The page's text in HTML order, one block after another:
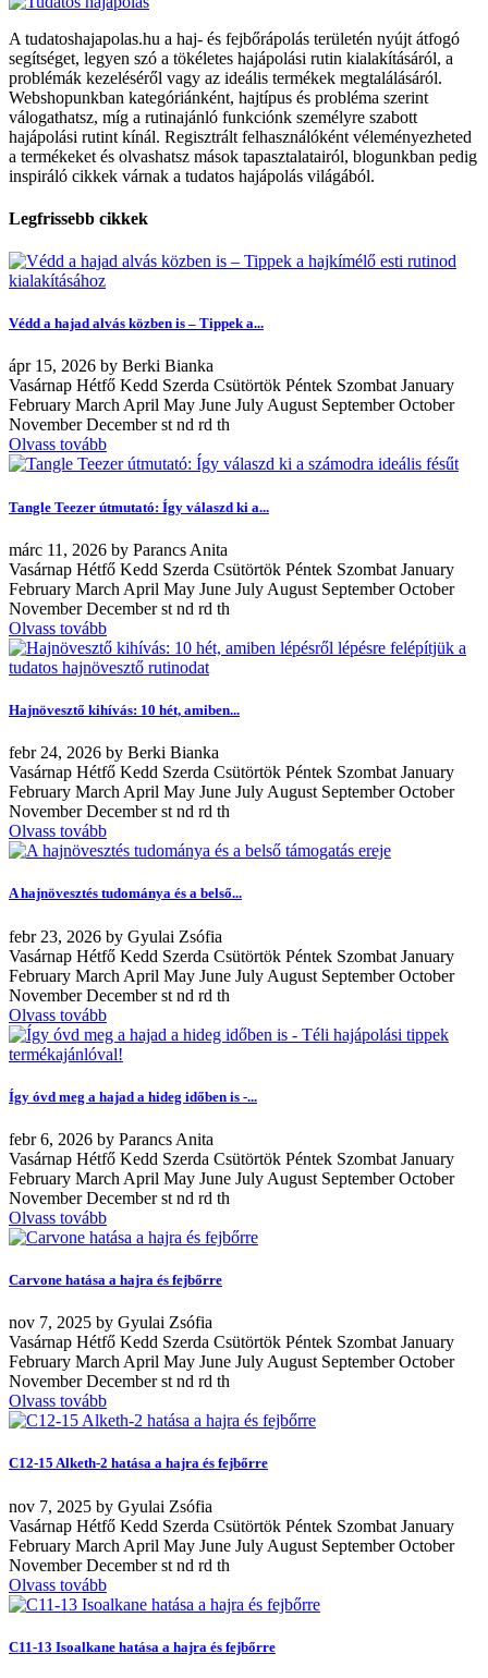
A tudatoshajapolas.hu a haj- és fejbőrápolás területén nyújt átfogó
segítséget, legyen szó a tökéletes hajápolási rutin kialakításáról, a
problémák kezeléséről vagy az ideális termékek megtalálásáról.
Webshopunkban kategóriánként, hajtípus és probléma szerint
válogathatsz, míg a rutinajánló funkciónk személyre szabott
hajápolási rutint kínál. Regisztrált felhasználóként véleményezheted
a termékeket és olvashatsz mások tapasztalatairól, blogunkban pedig
inspiráló cikkek várnak a tudatos hajápolás világából.
Legfrissebb cikkek
Védd a hajad alvás közben is – Tippek a...
ápr 15, 2026 by Berki Bianka
Vasárnap Hétfő Kedd Szerda Csütörtök Péntek Szombat January
February March April May June July August September October
November December st nd rd th
Olvass tovább
Tangle Teezer útmutató: Így válaszd ki a...
márc 11, 2026 by Parancs Anita
Vasárnap Hétfő Kedd Szerda Csütörtök Péntek Szombat January
February March April May June July August September October
November December st nd rd th
Olvass tovább
Hajnövesztő kihívás: 10 hét, amiben...
febr 24, 2026 by Berki Bianka
Vasárnap Hétfő Kedd Szerda Csütörtök Péntek Szombat January
February March April May June July August September October
November December st nd rd th
Olvass tovább
A hajnövesztés tudománya és a belső...
febr 23, 2026 by Gyulai Zsófia
Vasárnap Hétfő Kedd Szerda Csütörtök Péntek Szombat January
February March April May June July August September October
November December st nd rd th
Olvass tovább
Így óvd meg a hajad a hideg időben is -...
febr6, 2026 by Parancs Anita
Vasárnap Hétfő Kedd Szerda Csütörtök Péntek Szombat January
February March April May June July August September October
November December st nd rd th
Olvass tovább
Carvone hatása a hajra és fejbőrre
nov 7, 2025 by Gyulai Zsófia
Vasárnap Hétfő Kedd Szerda Csütörtök Péntek Szombat January
February March April May June July August September October
November December st nd rd th
Olvass tovább
C12-15 Alketh-2 hatása a hajra és fejbőrre
nov 7, 2025 by Gyulai Zsófia
Vasárnap Hétfő Kedd Szerda Csütörtök Péntek Szombat January
February March April May June July August September October
November December st nd rd th
Olvass tovább
C11-13 Isoalkane hatása a hajra és fejbőrre